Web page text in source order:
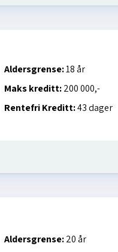
Aldersgrense:18 år
Maks kreditt:200 000,-
Rentefri Kreditt:43 dager
Aldersgrense:20 år